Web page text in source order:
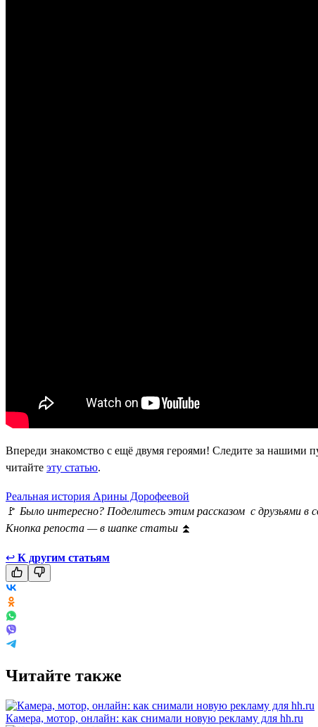
Впереди знакомство с ещё двумя героями! Следите за
читайте эту статью.
Реальная история Арины Дорофеевой
🚩 Было интересно? Поделитесь этим рассказом с друзьями в
Кнопка репоста — в шапке статьи ⏫
↩ К другим статьям
Читайте также
Камера, мотор, онлайн: как снимали новую рекламу для hh.ru